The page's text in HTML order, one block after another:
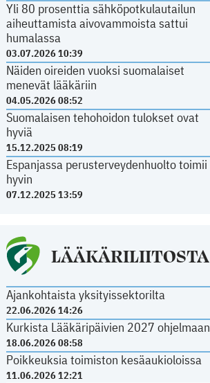
Yli 80 prosenttia sähköpotkulautailun
aiheuttamista aivovammoista sattui
humalassa
03.07.2026 10:39
Näiden oireiden vuoksi suomalaiset
menevät lääkäriin
04.05.2026 08:52
Suomalaisen tehohoidon tulokset ovat
hyviä
15.12.2025 08:19
Espanjassa perusterveydenhuolto toimii
hyvin
07.12.2025 13:59
LÄÄKÄRILIITOSTA
Ajankohtaista yksityissektorilta
22.06.2026 14:26
Kurkista Lääkäripäivien 2027 ohjelmaan
18.06.2026 08:58
Poikkeuksia toimiston kesäaukioloissa
11.06.2026 12:21